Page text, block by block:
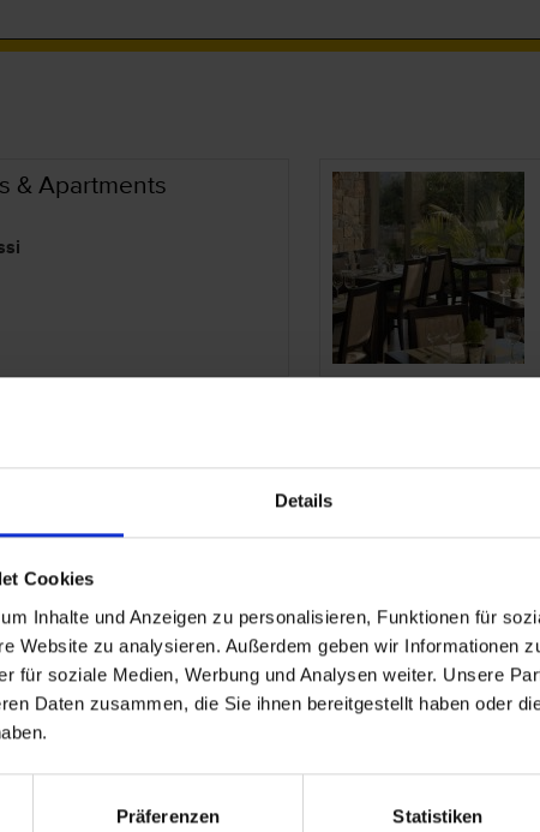
Details
Cookies
Inhalte und Anzeigen zu personalisieren, Funktionen für
Website zu analysieren. Außerdem geben wir Informationen
für soziale Medien, Werbung und Analysen weiter. Unsere
Daten zusammen, die Sie ihnen bereitgestellt haben oder
Präferenzen Statistiken
& Apartments
& Village